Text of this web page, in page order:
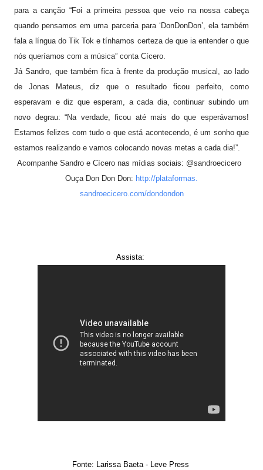
para a canção “Foi a primeira pessoa que veio na nossa cabeça
quando pensamos em uma parceria para ‘DonDonDon’, ela também
fala a língua do Tik Tok e tínhamos certeza de que ia entender o que
nós queríamos com a música” conta Cícero.
Já Sandro, que também fica à frente da produção musical, ao lado
de Jonas Mateus, diz que o resultado ficou perfeito, como
esperavam e diz que esperam, a cada dia, continuar subindo um
novo degrau: “Na verdade, ficou até mais do que esperávamos!
Estamos felizes com tudo o que está acontecendo, é um sonho que
estamos realizando e vamos colocando novas metas a cada dia!”.
Acompanhe Sandro e Cícero nas mídias sociais: @sandroecicero
Ouça Don Don Don: http://plataformas.
sandroecicero.com/dondondon
Assista:
Fonte: Larissa Baeta - Leve Press